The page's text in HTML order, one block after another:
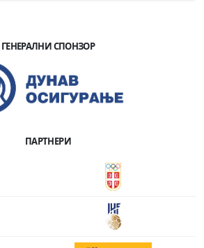
ГЕНЕРАЛНИ СПОНЗОР
ПАРТНЕРИ